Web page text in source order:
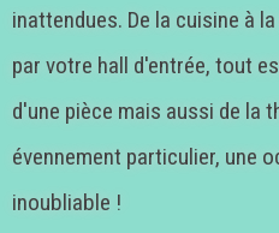
inattendues. De la cuisine à
par votre hall d'entrée, tout
d'une pièce mais aussi de la
évennement particulier, une
inoubliable !